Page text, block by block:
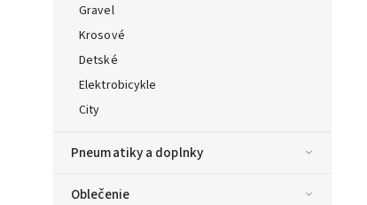
Gravel
Krosové
Detské
Elektrobicykle
City
Pneumatiky a doplnky
Oblečenie